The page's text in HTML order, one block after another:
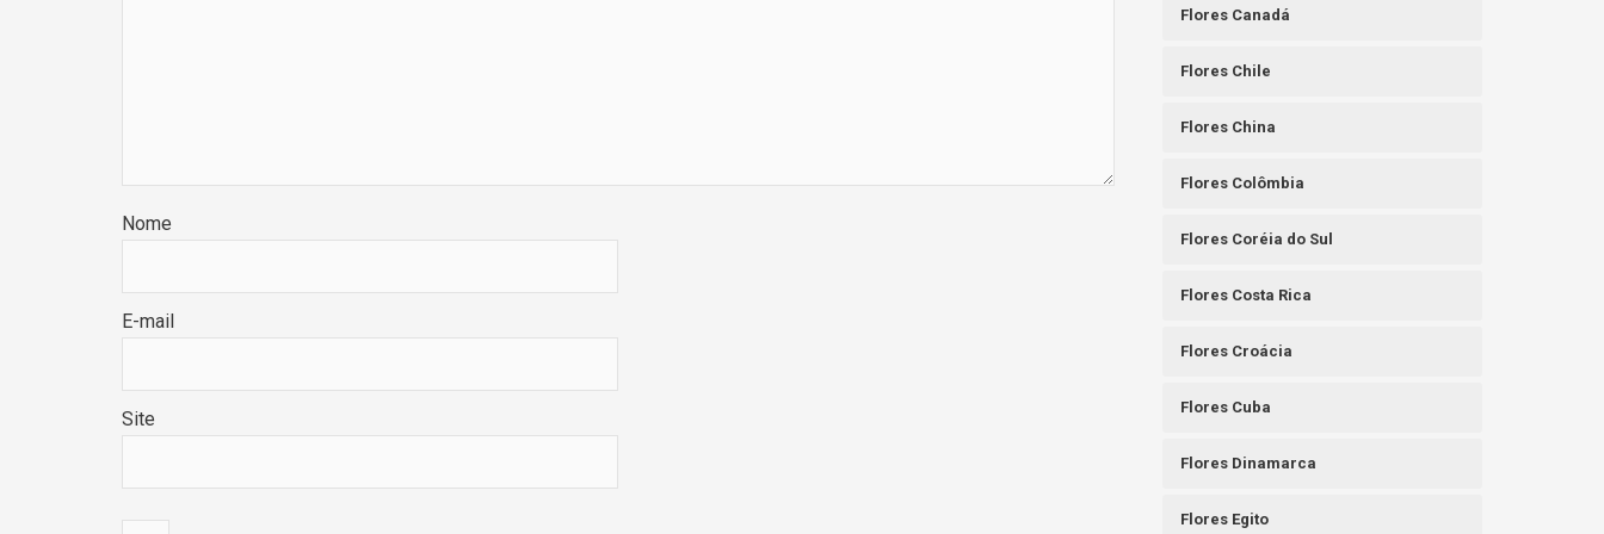
Nome
E-mail
Site
Flores Canadá
Flores Chile
Flores China
Flores Colômbia
Flores Coréia do Sul
Flores Costa Rica
Flores Croácia
Flores Cuba
Flores Dinamarca
Flores Egito